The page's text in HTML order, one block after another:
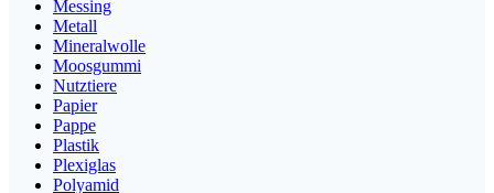
Messing
Metall
Mineralwolle
Moosgummi
Nutztiere
Papier
Pappe
Plastik
Plexiglas
Polyamid